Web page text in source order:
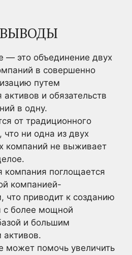
— это объединение двух
в совершенно
путем
и обязательств
в одну.
от традиционного
что ни одна из двух
компаний не выживает
поглощается
компанией-
что приводит к созданию
с более мощной
и большим
активов.
может помочь увеличить